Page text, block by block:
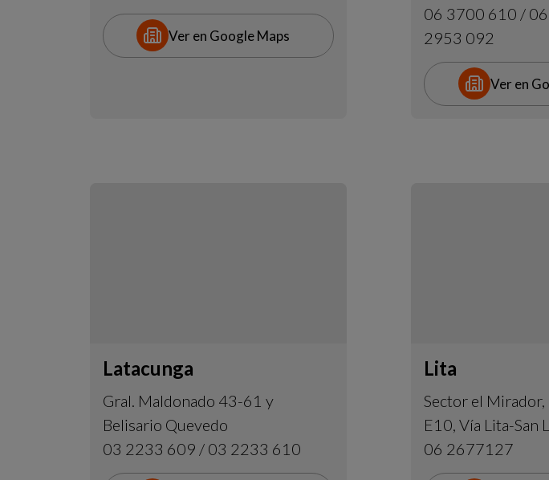
Ver en Google Maps
06 3700 610 /
2953 092
Ver en
Latacunga
Gral. Maldonado 43-61 y
Belisario Quevedo
03 2233 609 / 03 2233 610
Lita
Sector el Mirador,
E10, Vía Lita-San
06 2677127